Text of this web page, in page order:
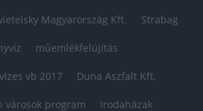
Magyarország Kft. Strabag
műemlékfelújítás
vizes vb 2017 Duna Aszfalt Kft.
városok program irodaházak